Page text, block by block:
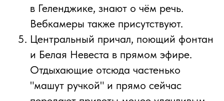
в Геленджике, знают о чём речь.
Вебкамеры также присутствуют.
Центральный причал, поющий фонтан
и Белая Невеста в прямом эфире.
Отдыхающие отсюда частенько
"машут ручкой" и прямо сейчас